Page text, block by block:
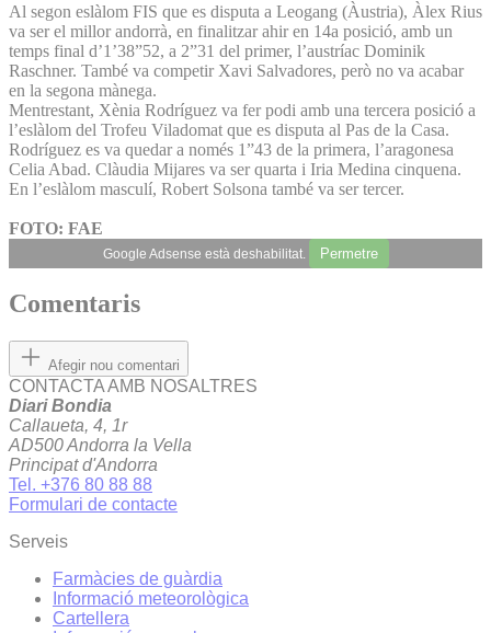
Al segon eslàlom FIS que es disputa a Leogang (Àustria), Àlex Rius
va ser el millor andorrà, en finalitzar ahir en 14a posició, amb un
temps final d’1’38”52, a 2”31 del primer, l’austríac Dominik
Raschner. També va competir Xavi Salvadores, però no va acabar
en la segona mànega.
Mentrestant, Xènia Rodríguez va fer podi amb una tercera posició a
l’eslàlom del Trofeu Viladomat que es disputa al Pas de la Casa.
Rodríguez es va quedar a només 1”43 de la primera, l’aragonesa
Celia Abad. Clàudia Mijares va ser quarta i Iria Medina cinquena.
En l’eslàlom masculí, Robert Solsona també va ser tercer.
FOTO: FAE
Google Adsense està deshabilitat. Permetre
Comentaris
Afegir nou comentari
CONTACTA AMB NOSALTRES
Diari Bondia
Callaueta, 4, 1r
AD500 Andorra la Vella
Principat d'Andorra
Tel. +376 80 88 88
Formulari de contacte
Serveis
Farmàcies de guàrdia
Informació meteorològica
Cartellera